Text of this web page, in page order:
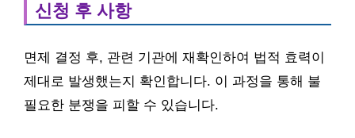
신청 후 사항
면제 결정 후, 관련 기관에 재확인하여 법적 효력이
제대로 발생했는지 확인합니다. 이 과정을 통해 불
필요한 분쟁을 피할 수 있습니다.